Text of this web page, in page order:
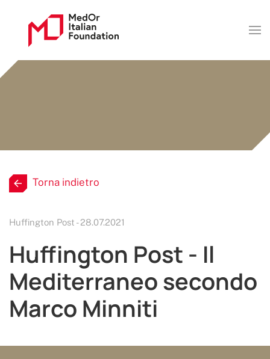
Torna indietro
Huffington Post - 28.07.2021
Huffington Post - Il
Mediterraneo secondo
Marco Minniti